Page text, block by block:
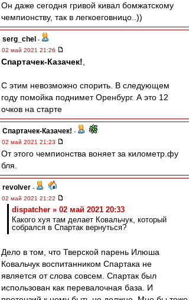
Он даже сегодня гривой кивал бомжатскому
чемпионству, так в легкоеговницо..))
serg_chel -
02 май 2021 21:26
Спартачек-Казачек!
C этим невозможно спорить. В следующем
году помойка поднимет Оренбург. А это 12
очков на старте
Спартачек-Казачек! -
02 май 2021 21:23
От этого чемпионства воняет за километр.фу
бля.
revolver -
02 май 2021 21:22
dispatcher » 02 май 2021 20:33
Какого хуя там делает Ковальчук, который
собрался в Спартак вернуться?
Дело в том, что Тверской парень Илюша
Ковальчук воспитанником Спартака не
является от слова совсем. Спартак был
использован как перевалочная база. И